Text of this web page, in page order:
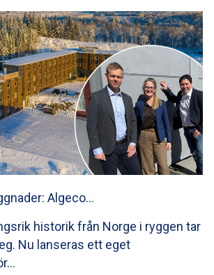
Algeco…
historik från Norge i ryggen tar
Nu lanseras ett eget